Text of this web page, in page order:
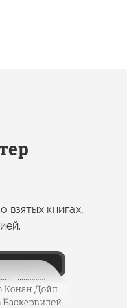
о взятых книгах,